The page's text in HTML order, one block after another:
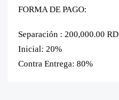
FORMA DE PAGO:
Separación : 200,000.00 RD
Inicial: 20%
Contra Entrega: 80%